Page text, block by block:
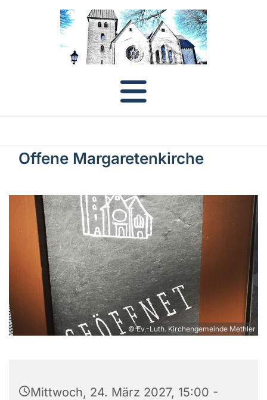
Offene Margaretenkirche
© Ev.-Luth. Kirchengemeinde Methler
Mittwoch, 24. März 2027, 15:00 -